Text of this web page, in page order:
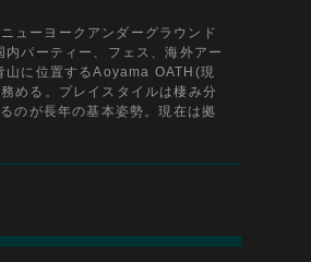
ューヨークアンダーグラウンド
パーティー、フェス、海外アー
に位置するAoyama OATH(現
める。プレイスタイルは棲み分
のが長年の基本姿勢。現在は拠